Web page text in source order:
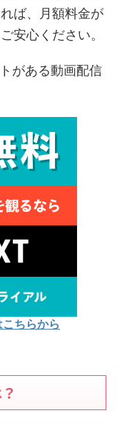
ば、月額料金が
安心ください。
がある動画配信
ちらから